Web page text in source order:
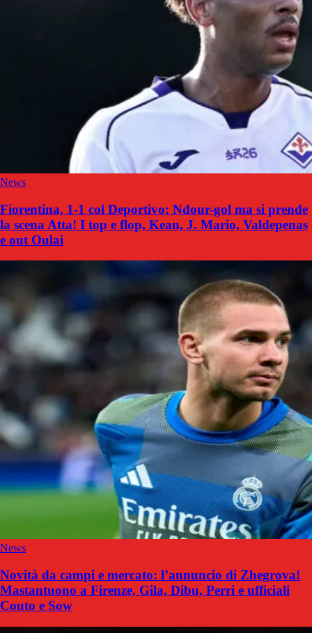
News
Fiorentina, 1-1 col Deportivo: Ndour-gol ma si prende
la scena Atta! I top e flop, Kean, J. Mario, Valdepenas
e out Oulai
News
Novità da campi e mercato: l’annuncio di Zhegrova!
Mastantuono a Firenze, Gila, Dibu, Perri e ufficiali
Couto e Sow